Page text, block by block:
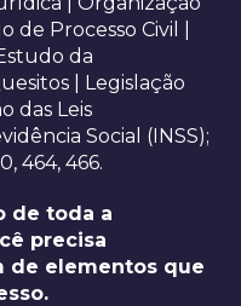
de Processo Civil |
da
| Legislação
das Leis
Social (INSS);
464, 466.
de toda a
precisa
de elementos que